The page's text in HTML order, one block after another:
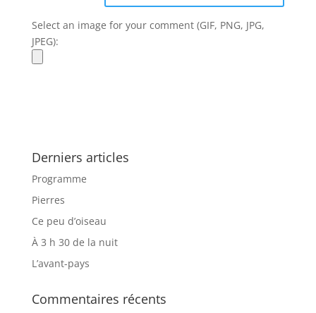
Select an image for your comment (GIF, PNG, JPG,
JPEG):
Derniers articles
Programme
Pierres
Ce peu d’oiseau
À 3 h 30 de la nuit
L’avant-pays
Commentaires récents